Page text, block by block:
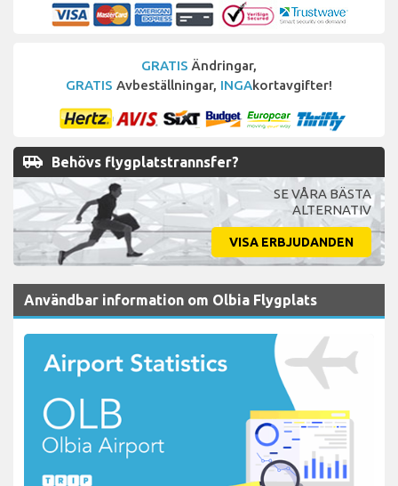
GRATIS Ändringar,
GRATIS Avbeställningar, INGAkortavgifter!
airport_shuttle Behövs flygplatstrannsfer?
SE VÅRA BÄSTA
ALTERNATIV
VISA ERBJUDANDEN
Användbar information om Olbia Flygplats